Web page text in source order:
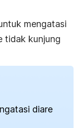
mengatasi
tidak kunjung
diare